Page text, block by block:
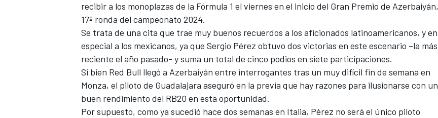
FÓRMULA E
recibir a los monoplazas de la Fórmula 1 el viernes en el inicio del Gran Premio de Azerbaiyán,
17º ronda del campeonato 2024.
Se trata de una cita que trae muy buenos recuerdos a los aficionados latinoamericanos, y en
especial a los mexicanos, ya que Sergio Pérez obtuvo dos victorias en este escenario –la más
reciente el año pasado- y suma un total de cinco podios en siete participaciones.
Si bien Red Bull llegó a Azerbaiyán entre interrogantes tras un muy difícil fin de semana en
Monza, el piloto de Guadalajara aseguró en la previa que hay razones para ilusionarse con un
buen rendimiento del RB20 en esta oportunidad.
Por supuesto, como ya sucedió hace dos semanas en Italia, Pérez no será el único piloto